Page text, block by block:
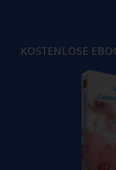
KOSTENLOSE